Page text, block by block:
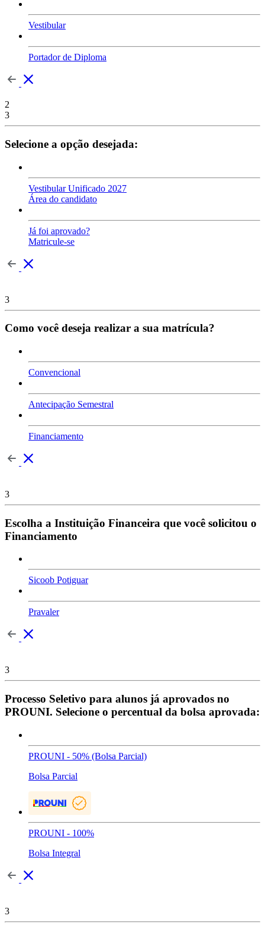
Vestibular
Portador de Diploma
2
3
Selecione a opção desejada:
Vestibular Unificado 2027
Área do candidato
Já foi aprovado?
Matricule-se
3
Como você deseja realizar a sua matrícula?
Convencional
Antecipação Semestral
Financiamento
3
Escolha a Instituição Financeira que você solicitou o
Financiamento
Sicoob Potiguar
Pravaler
3
Processo Seletivo para alunos já aprovados no
PROUNI. Selecione o percentual da bolsa aprovada:
PROUNI - 50% (Bolsa Parcial)
Bolsa Parcial
PROUNI - 100%
Bolsa Integral
3